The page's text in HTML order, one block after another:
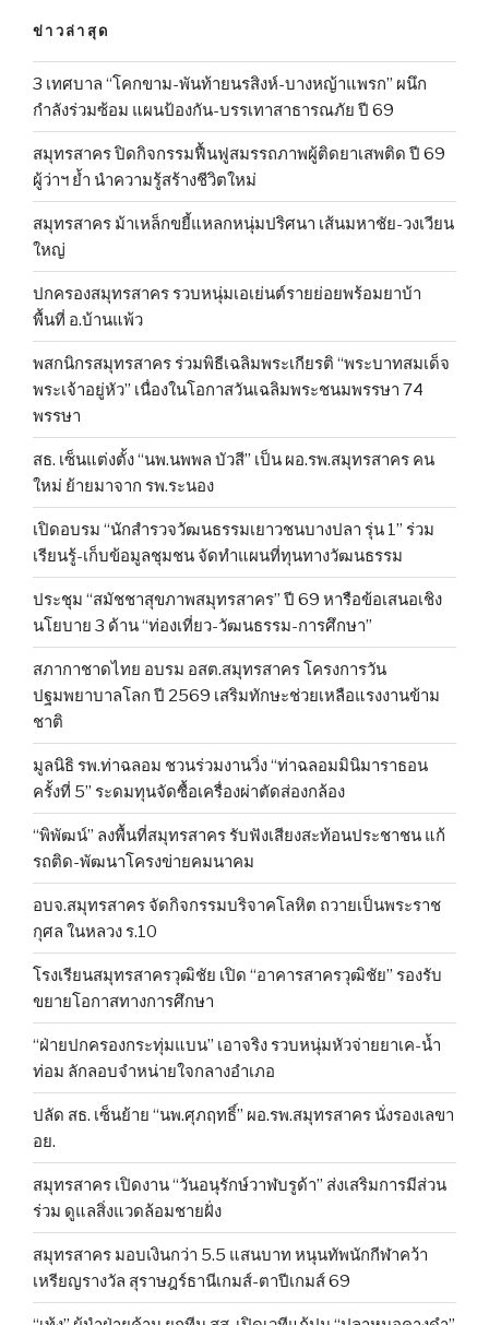
ข่าวล่าสุด
3 เทศบาล “โคกขาม-พันท้ายนรสิงห์-บางหญ้าแพรก” ผนึก
กำลังร่วมซ้อม แผนป้องกัน-บรรเทาสาธารณภัย ปี 69
สมุทรสาคร ปิดกิจกรรมฟื้นฟูสมรรถภาพผู้ติดยาเสพติด ปี 69
ผู้ว่าฯ ย้ำ นำความรู้สร้างชีวิตใหม่
สมุทรสาคร ม้าเหล็กขยี้แหลกหนุ่มปริศนา เส้นมหาชัย-วงเวียน
ใหญ่
ปกครองสมุทรสาคร รวบหนุ่มเอเย่นต์รายย่อยพร้อมยาบ้า
พื้นที่ อ.บ้านแพ้ว
พสกนิกรสมุทรสาคร ร่วมพิธีเฉลิมพระเกียรติ “พระบาทสมเด็จ
พระเจ้าอยู่หัว” เนื่องในโอกาสวันเฉลิมพระชนมพรรษา 74
พรรษา
สธ. เซ็นแต่งตั้ง “นพ.นพพล บัวสี” เป็น ผอ.รพ.สมุทรสาคร คน
ใหม่ ย้ายมาจาก รพ.ระนอง
เปิดอบรม “นักสำรวจวัฒนธรรมเยาวชนบางปลา รุ่น 1” ร่วม
เรียนรู้-เก็บข้อมูลชุมชน จัดทำแผนที่ทุนทางวัฒนธรรม
ประชุม “สมัชชาสุขภาพสมุทรสาคร” ปี 69 หารือข้อเสนอเชิง
นโยบาย 3 ด้าน “ท่องเที่ยว-วัฒนธรรม-การศึกษา”
สภากาชาดไทย อบรม อสต.สมุทรสาคร โครงการวัน
ปฐมพยาบาลโลก ปี 2569 เสริมทักษะช่วยเหลือแรงงานข้าม
ชาติ
มูลนิธิ รพ.ท่าฉลอม ชวนร่วมงานวิ่ง “ท่าฉลอมมินิมาราธอน
ครั้งที่ 5” ระดมทุนจัดซื้อเครื่องผ่าตัดส่องกล้อง
“พิพัฒน์” ลงพื้นที่สมุทรสาคร รับฟังเสียงสะท้อนประชาชน แก้
รถติด-พัฒนาโครงข่ายคมนาคม
อบจ.สมุทรสาคร จัดกิจกรรมบริจาคโลหิต ถวายเป็นพระราช
กุศล ในหลวง ร.10
โรงเรียนสมุทรสาครวุฒิชัย เปิด “อาคารสาครวุฒิชัย” รองรับ
ขยายโอกาสทางการศึกษา
“ฝ่ายปกครองกระทุ่มแบน” เอาจริง รวบหนุ่มหัวจ่ายยาเค-น้ำ
ท่อม ลักลอบจำหน่ายใจกลางอำเภอ
ปลัด สธ. เซ็นย้าย “นพ.ศุภฤทธิ์” ผอ.รพ.สมุทรสาคร นั่งรองเลขา
อย.
สมุทรสาคร เปิดงาน “วันอนุรักษ์วาฬบรูด้า” ส่งเสริมการมีส่วน
ร่วม ดูแลสิ่งแวดล้อมชายฝั่ง
สมุทรสาคร มอบเงินกว่า 5.5 แสนบาท หนุนทัพนักกีฬาคว้า
เหรียญรางวัล สุราษฎร์ธานีเกมส์-ตาปีเกมส์ 69